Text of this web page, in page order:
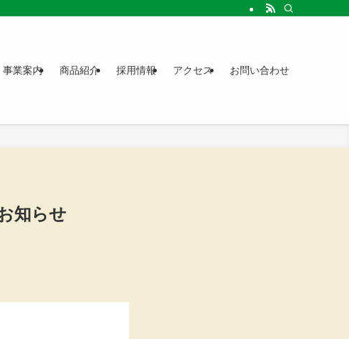
事業案内 商品紹介 採用情報 アクセス お問い合わせ
知らせ